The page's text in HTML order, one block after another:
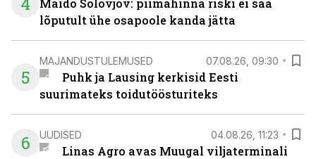
Maido Solovjov: piimahinna riski ei saa
lõputult ühe osapoole kanda jätta
5
MAJANDUSTULEMUSED 07.08.26, 09:30
Puhk ja Lausing kerkisid Eesti
suurimateks toidutöösturiteks
6 UUDISED 04.08.26, 11:23
Linas Agro avas Muugal viljaterminali